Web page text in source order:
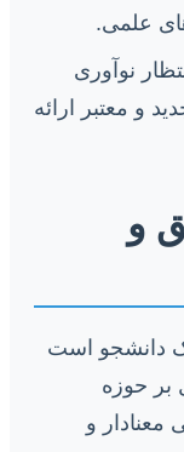
علمی.
نوآوری
و معتبر ارائه
و
دانشجو است
بر حوزه
و